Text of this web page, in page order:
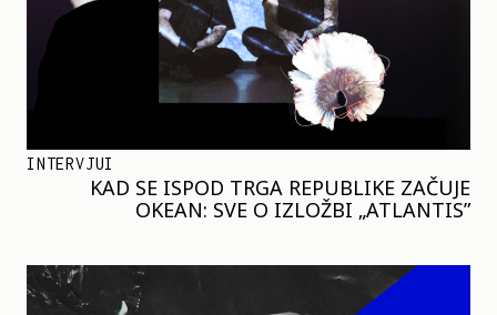
INTERVJUI
KAD SE ISPOD TRGA REPUBLIKE ZAČUJE
OKEAN: SVE O IZLOŽBI „ATLANTIS”